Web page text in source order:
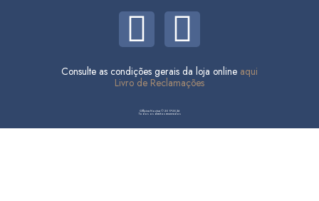
F
a
c
e
I
n
s
t
Consulte as condições gerais da loja online aqui
Livro de Reclamações
Officina Noctua © 2017-2026
Todos os direitos reservados